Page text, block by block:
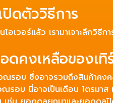
ดตัววิธีการ
อเวอร์แล้ว เรามาเจาะลึกวิธี
ดคงเหลือของเทิ
วณรอบ ซึ่งอาจรวมถึงสินค้าค
รอบ นี่อาจเป็นเดือน ไตรมา